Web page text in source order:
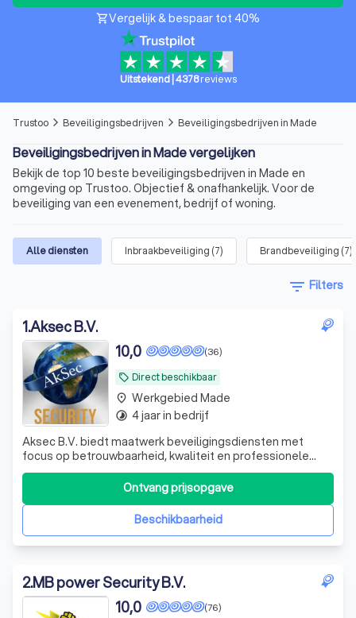
shopping_cartVergelijk & bespaar tot 40%
Uitstekend| 4378 reviews
Trustoo arrow_forward_ios Beveiligingsbedrijven arrow_forward_ios Beveiligingsbedrijven in Made
Beveiligingsbedrijven in Made vergelijken
Bekijk de top 10 beste beveiligingsbedrijven in Made en
omgeving op Trustoo. Objectief & onafhankelijk. Voor de
beveiliging van een evenement, bedrijf of woning.
Alle diensten Inbraakbeveiliging (7) Brandbeveiliging (7)
filter_list Filters
1.Aksec B.V.
local_offer Direct beschikbaar
(36)
10,0
Aksec B.V. biedt maatwerk beveiligingsdiensten met
focus op betrouwbaarheid, kwaliteit en professionele
service.
Beschikbaarheid
Ontvang prijsopgave
place Werkgebied Made
timelapse 4 jaar in bedrijf
2.MB power Security B.V.
(76)
10,0